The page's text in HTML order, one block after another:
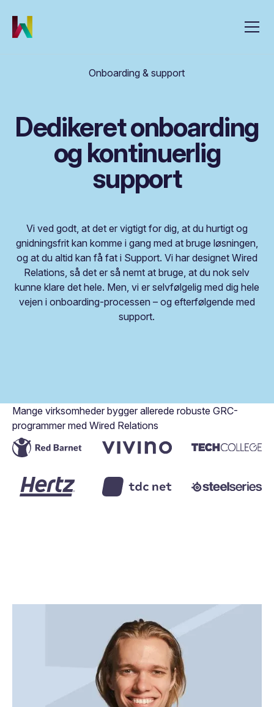
Onboarding & support
Dedikeret onboarding
og kontinuerlig
support
Vi ved godt, at det er vigtigt for dig, at du hurtigt og
gnidningsfrit kan komme i gang med at bruge løsningen,
og at du altid kan få fat i Support. Vi har designet Wired
Relations, så det er så nemt at bruge, at du nok selv
kunne klare det hele. Men, vi er selvfølgelig med dig hele
vejen i onboarding-processen – og efterfølgende med
support.
Mange virksomheder bygger allerede robuste GRC-
programmer med Wired Relations